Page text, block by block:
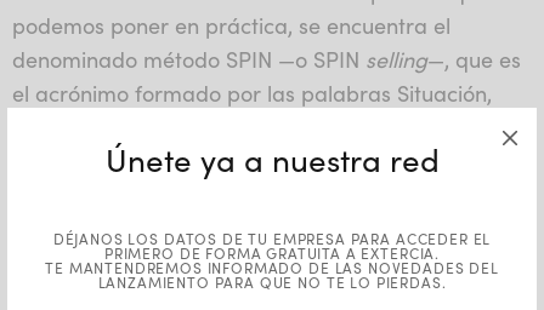
Únete ya a nuestra red
DÉJANOS LOS DATOS DE TU EMPRESA PARA ACCEDER EL
PRIMERO DE FORMA GRATUITA A EXTERCIA.
TE MANTENDREMOS INFORMADO DE LAS NOVEDADES DEL
LANZAMIENTO PARA QUE NO TE LO PIERDAS.
podemos poner en práctica, se encuentra el
denominado método SPIN —o SPIN selling—, que es
el acrónimo formado por las palabras Situación,
Problema, Implicación y Necesidad de resolver —en
Situation, Problem, Implication y Need pay
satisfacer en relación a las necesidades observadas
sobre los mismos.